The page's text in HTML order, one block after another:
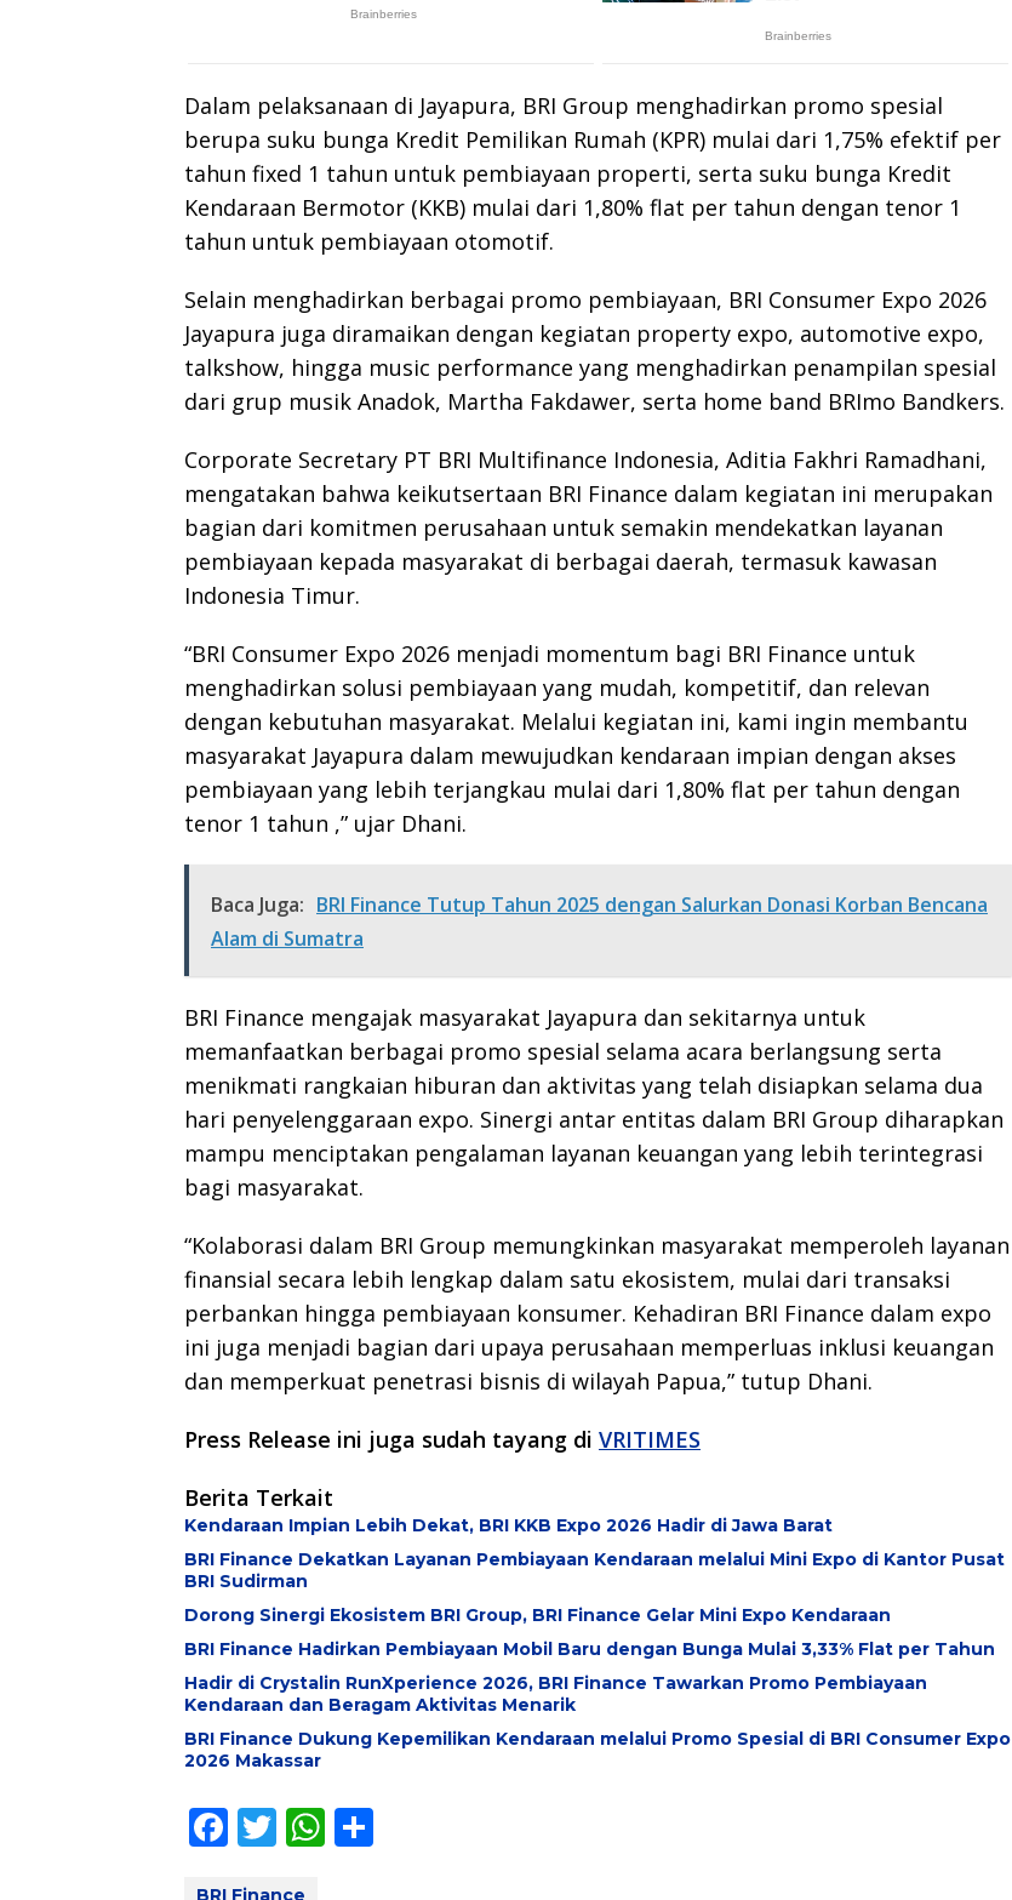
Dalam pelaksanaan di Jayapura, BRI Group menghadirkan promo spesial
berupa suku bunga Kredit Pemilikan Rumah (KPR) mulai dari 1,75% efektif per
tahun fixed 1 tahun untuk pembiayaan properti, serta suku bunga Kredit
Kendaraan Bermotor (KKB) mulai dari 1,80% flat per tahun dengan tenor 1
tahun untuk pembiayaan otomotif.
Selain menghadirkan berbagai promo pembiayaan, BRI Consumer Expo 2026
Jayapura juga diramaikan dengan kegiatan property expo, automotive expo,
talkshow, hingga music performance yang menghadirkan penampilan spesial
dari grup musik Anadok, Martha Fakdawer, serta home band BRImo Bandkers.
Corporate Secretary PT BRI Multifinance Indonesia, Aditia Fakhri Ramadhani,
mengatakan bahwa keikutsertaan BRI Finance dalam kegiatan ini merupakan
bagian dari komitmen perusahaan untuk semakin mendekatkan layanan
pembiayaan kepada masyarakat di berbagai daerah, termasuk kawasan
Indonesia Timur.
“BRI Consumer Expo 2026 menjadi momentum bagi BRI Finance untuk
menghadirkan solusi pembiayaan yang mudah, kompetitif, dan relevan
dengan kebutuhan masyarakat. Melalui kegiatan ini, kami ingin membantu
masyarakat Jayapura dalam mewujudkan kendaraan impian dengan akses
pembiayaan yang lebih terjangkau mulai dari 1,80% flat per tahun dengan
tenor 1 tahun ,” ujar Dhani.
Baca Juga: BRI Finance Tutup Tahun 2025 dengan Salurkan Donasi Korban Bencana
Alam di Sumatra
BRI Finance mengajak masyarakat Jayapura dan sekitarnya untuk
memanfaatkan berbagai promo spesial selama acara berlangsung serta
menikmati rangkaian hiburan dan aktivitas yang telah disiapkan selama dua
hari penyelenggaraan expo. Sinergi antar entitas dalam BRI Group diharapkan
mampu menciptakan pengalaman layanan keuangan yang lebih terintegrasi
bagi masyarakat.
“Kolaborasi dalam BRI Group memungkinkan masyarakat memperoleh layanan
finansial secara lebih lengkap dalam satu ekosistem, mulai dari transaksi
perbankan hingga pembiayaan konsumer. Kehadiran BRI Finance dalam expo
ini juga menjadi bagian dari upaya perusahaan memperluas inklusi keuangan
dan memperkuat penetrasi bisnis di wilayah Papua,” tutup Dhani.
Press Release ini juga sudah tayang di VRITIMES
Berita Terkait
Kendaraan Impian Lebih Dekat, BRI KKB Expo 2026 Hadir di Jawa Barat
BRI Finance Dekatkan Layanan Pembiayaan Kendaraan melalui Mini Expo di Kantor Pusat
BRI Sudirman
Dorong Sinergi Ekosistem BRI Group, BRI Finance Gelar Mini Expo Kendaraan
BRI Finance Hadirkan Pembiayaan Mobil Baru dengan Bunga Mulai 3,33% Flat per Tahun
Hadir di Crystalin RunXperience 2026, BRI Finance Tawarkan Promo Pembiayaan
Kendaraan dan Beragam Aktivitas Menarik
BRI Finance Dukung Kepemilikan Kendaraan melalui Promo Spesial di BRI Consumer Expo
2026 Makassar
F T W
BRI Finance